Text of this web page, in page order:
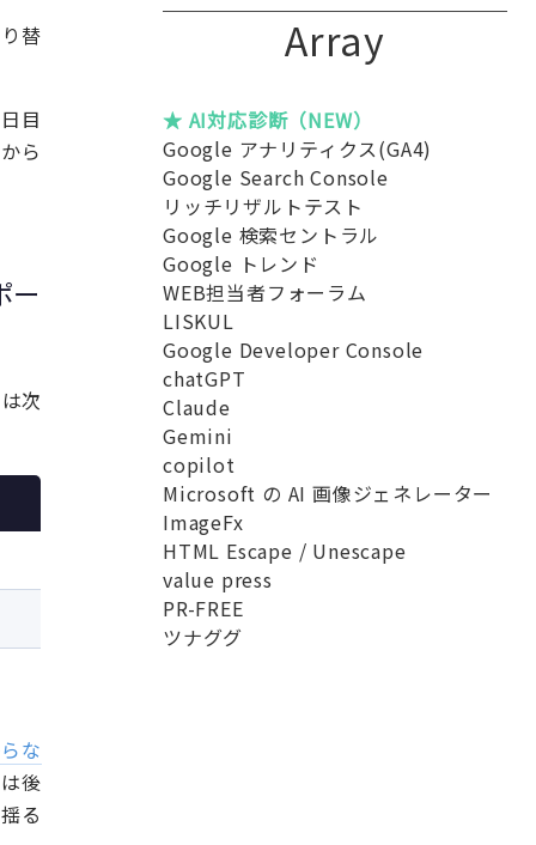
替
目
ら
ー
次
な
後
る
Array
★ AI対応診断（NEW）
Google アナリティクス(GA4)
Google Search Console
リッチリザルトテスト
Google 検索セントラル
Google トレンド
WEB担当者フォーラム
LISKUL
Google Developer Console
chatGPT
Claude
Gemini
copilot
Microsoft の AI 画像ジェネレーター
ImageFx
HTML Escape / Unescape
value press
PR-FREE
ツナググ